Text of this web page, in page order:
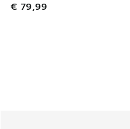
€ 79,99